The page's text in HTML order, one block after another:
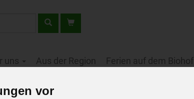
vor
uns Aus der Region Ferien auf dem Biohof